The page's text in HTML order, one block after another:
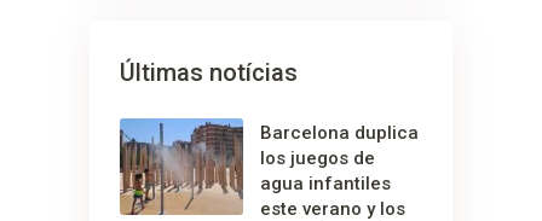
Últimas notícias
Barcelona duplica
los juegos de
agua infantiles
este verano y los